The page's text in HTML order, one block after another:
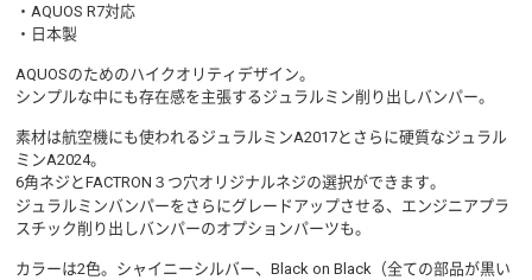
・AQUOS R7対応
・日本製
AQUOSのためのハイクオリティデザイン。
シンプルな中にも存在感を主張するジュラルミン削り出しバンパー。
素材は航空機にも使われるジュラルミンA2017とさらに硬質なジュラル
ミンA2024。
6角ネジとFACTRON３つ穴オリジナルネジの選択ができます。
ジュラルミンバンパーをさらにグレードアップさせる、エンジニアプラ
スチック削り出しバンパーのオプションパーツも。
カラーは2色。シャイニーシルバー、Black on Black（全ての部品が黒い